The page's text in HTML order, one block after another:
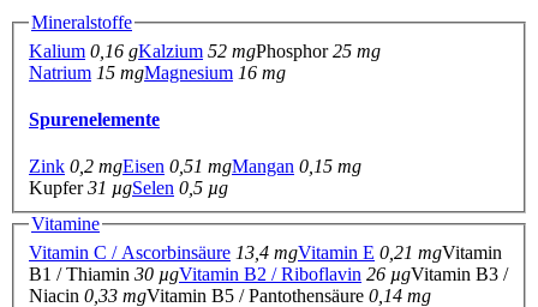
Mineralstoffe
Kalium 0,16 gKalzium 52 mgPhosphor25 mg
Natrium 15 mgMagnesium 16 mg
Spurenelemente
Zink 0,2 mgEisen 0,51 mgMangan 0,15 mg
Kupfer31 µgSelen 0,5 µg
Vitamine
Vitamin C / Ascorbinsäure 13,4 mgVitamin E 0,21 mgVitamin
B1 / Thiamin 30 µgVitamin B2 / Riboflavin 26 µgVitamin B3 /
Niacin 0,33 mgVitamin B5 / Pantothensäure 0,14 mg